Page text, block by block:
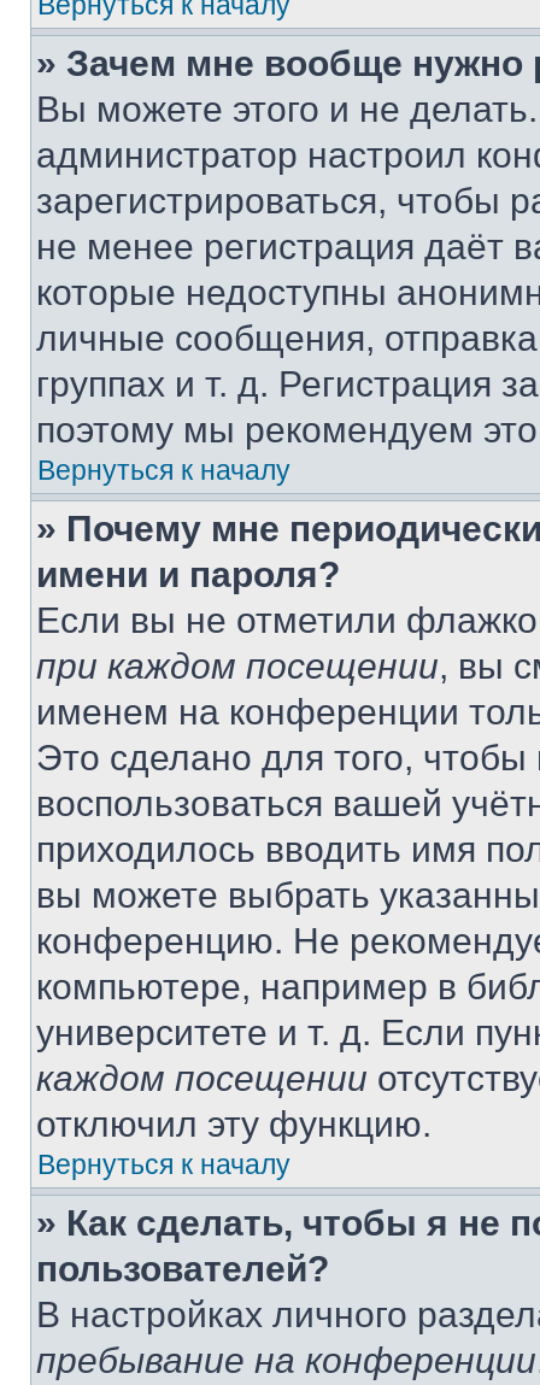
» Зачем мне вообще нужно
Вы можете этого и не
администратор настроил
зарегистрироваться, чтобы
не менее регистрация даёт
которые недоступны
личные сообщения,
группах и т. д. Регистрация
поэтому мы рекомендуем
Вернуться к началу
» Почему мне
имени и пароля?
Если вы не отметили
при каждом посещении, вы
именем на конференции
Это сделано для того, чтобы
воспользоваться вашей
приходилось вводить имя
вы можете выбрать
конференцию. Не
компьютере, например в
университете и т. д. Если
каждом посещении
отключил эту функцию.
Вернуться к началу
» Как сделать, чтобы я не
пользователей?
В настройках личного
пребывание на конференции